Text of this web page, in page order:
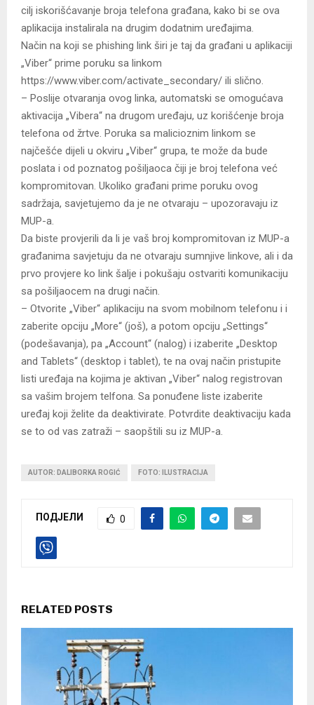
cilj iskorišćavanje broja telefona građana, kako bi se ova
aplikacija instalirala na drugim dodatnim uređajima.
Način na koji se phishing link širi je taj da građani u aplikaciji
„Viber“ prime poruku sa linkom
https://www.viber.com/activate_secondary/ ili slično.
– Poslije otvaranja ovog linka, automatski se omogućava
aktivacija „Vibera“ na drugom uređaju, uz korišćenje broja
telefona od žrtve. Poruka sa malicioznim linkom se
najčešće dijeli u okviru „Viber“ grupa, te može da bude
poslata i od poznatog pošiljaoca čiji je broj telefona već
kompromitovan. Ukoliko građani prime poruku ovog
sadržaja, savjetujemo da je ne otvaraju – upozoravaju iz
MUP-a.
Da biste provjerili da li je vaš broj kompromitovan iz MUP-a
građanima savjetuju da ne otvaraju sumnjive linkove, ali i da
prvo provjere ko link šalje i pokušaju ostvariti komunikaciju
sa pošiljaocem na drugi način.
– Otvorite „Viber“ aplikaciju na svom mobilnom telefonu i i
zaberite opciju „More“ (još), a potom opciju „Settings“
(podešavanja), pa „Account“ (nalog) i izaberite „Desktop
and Tablets“ (desktop i tablet), te na ovaj način pristupite
listi uređaja na kojima je aktivan „Viber“ nalog registrovan
sa vašim brojem telfona. Sa ponuđene liste izaberite
uređaj koji želite da deaktivirate. Potvrdite deaktivaciju kada
se to od vas zatraži – saopštili su iz MUP-a.
AUTOR: DALIBORKA ROGIĆ FOTO: ILUSTRACIJA
ПОДЈЕЛИ 0
RELATED POSTS